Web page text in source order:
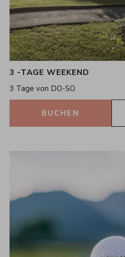
3Nächte
07.06.2026 - 20.12.2026
10.01.2027 - 21.03.2027
3 -TAGE WEEKEND
3 Tage von DO-SO
BUCHEN